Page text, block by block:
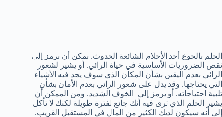
الحلم بالجوع أحد الأحلام الشائعة الحدوث. يمكن أن يرمز إلى
نقص الضروريات الأساسية في حياة الرائي. أو يشير لشعور
الرائي بعدم اليقين بشأن المكان الذي سوف يجد فيه الأشياء
التي يحتاجها. وقد يدل على شعور الرائي بعدم الأمان بشأن
تلبية احتياجاته. أو يرمز إلى الخوف الشديد. ومن الممكن أن
يشير الحلم الذي ترى فيه أنك جائع لفترة طويلة لكنك لا تأكل
إلى أنه سيكون لديك الكثير من المال في المستقبل القريب.